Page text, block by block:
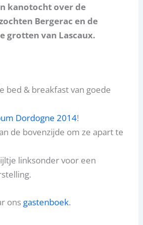
kanotocht over de
Bergerac en de
grotten van Lascaux.
bed & breakfast van goede
Dordogne 2014!
de bovenzijde om ze apart te
linksonder voor een
ons gastenboek.